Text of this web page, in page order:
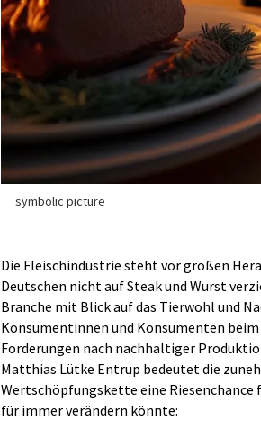
symbolic picture
Die Fleischindustrie steht vor großen
Deutschen nicht auf Steak und Wurst
Branche mit Blick auf das Tierwohl und
Konsumentinnen und Konsumenten
Forderungen nach nachhaltiger
Matthias Lütke Entrup bedeutet die
Wertschöpfungskette eine Riesenchance
für immer verändern könnte: